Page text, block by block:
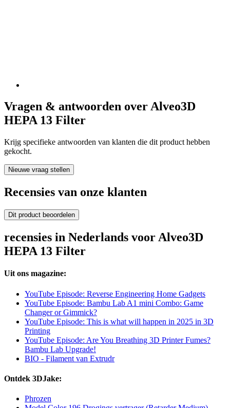
Vragen & antwoorden over Alveo3D
HEPA 13 Filter
Krijg specifieke antwoorden van klanten die dit product hebben
gekocht.
Nieuwe vraag stellen
Recensies van onze klanten
Dit product beoordelen
recensies in Nederlands voor Alveo3D
HEPA 13 Filter
Uit ons magazine:
YouTube Episode: Reverse Engineering Home Gadgets
YouTube Episode: Bambu Lab A1 mini Combo: Game
Changer or Gimmick?
YouTube Episode: This is what will happen in 2025 in 3D
Printing
YouTube Episode: Are You Breathing 3D Printer Fumes?
Bambu Lab Upgrade!
BIO - Filament van Extrudr
Ontdek 3DJake:
Phrozen